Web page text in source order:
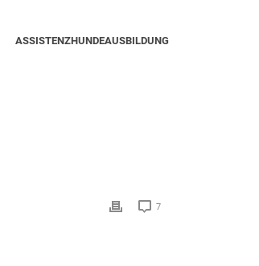
ASSISTENZHUNDEAUSBILDUNG
7